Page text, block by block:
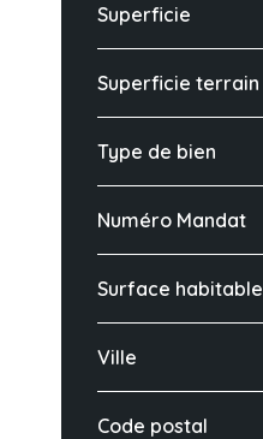
Superficie
Superficie terrain
Type de bien
Numéro Mandat
Surface habitable
Ville
Code postal